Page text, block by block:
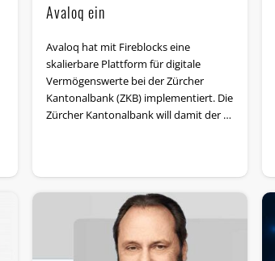
Avaloq ein
Avaloq hat mit Fireblocks eine
skalierbare Plattform für digitale
Vermögenswerte bei der Zürcher
Kantonalbank (ZKB) implementiert. Die
Zürcher Kantonalbank will damit der …